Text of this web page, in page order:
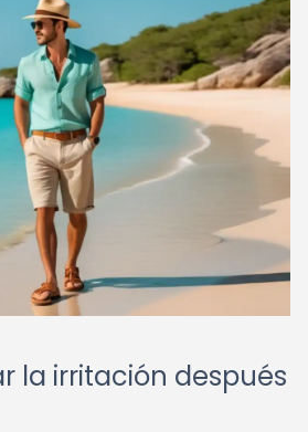
la irritación después